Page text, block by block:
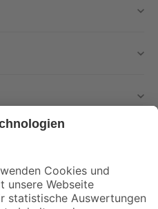
Aktionen mehr verpassen!